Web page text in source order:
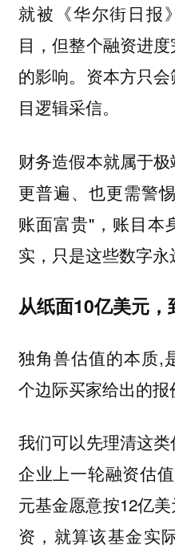
就被《华尔街日报
目，但整个融资进
的影响。资本方只
目逻辑采信。
财务造假本就属于
更普遍、也更需警
账面富贵"，账目本
实，只是这些数字永
从纸面10亿美元
独角兽估值的本质,
个边际买家给出的报
我们可以先理清这
企业上一轮融资估
元基金愿意按12亿
资，就算该基金实